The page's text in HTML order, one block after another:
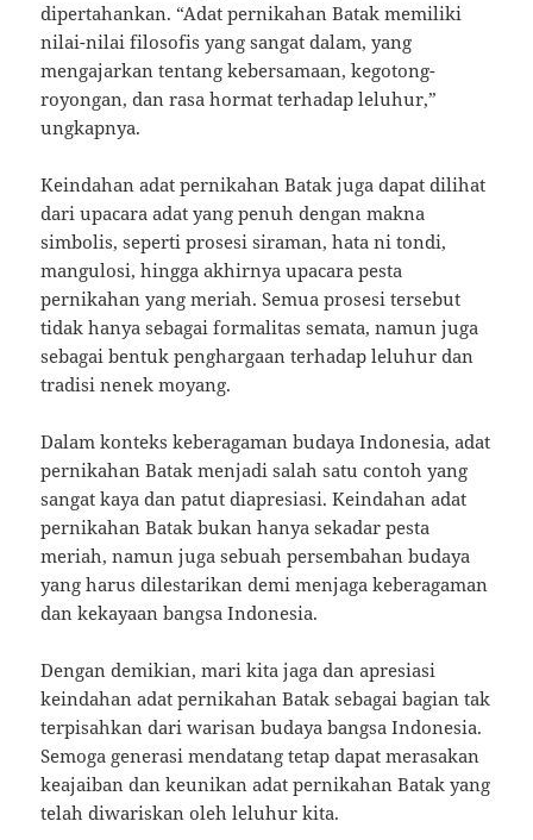
dipertahankan. “Adat pernikahan Batak memiliki
nilai-nilai filosofis yang sangat dalam, yang
mengajarkan tentang kebersamaan, kegotong-
royongan, dan rasa hormat terhadap leluhur,”
ungkapnya.
Keindahan adat pernikahan Batak juga dapat dilihat
dari upacara adat yang penuh dengan makna
simbolis, seperti prosesi siraman, hata ni tondi,
mangulosi, hingga akhirnya upacara pesta
pernikahan yang meriah. Semua prosesi tersebut
tidak hanya sebagai formalitas semata, namun juga
sebagai bentuk penghargaan terhadap leluhur dan
tradisi nenek moyang.
Dalam konteks keberagaman budaya Indonesia, adat
pernikahan Batak menjadi salah satu contoh yang
sangat kaya dan patut diapresiasi. Keindahan adat
pernikahan Batak bukan hanya sekadar pesta
meriah, namun juga sebuah persembahan budaya
yang harus dilestarikan demi menjaga keberagaman
dan kekayaan bangsa Indonesia.
Dengan demikian, mari kita jaga dan apresiasi
keindahan adat pernikahan Batak sebagai bagian tak
terpisahkan dari warisan budaya bangsa Indonesia.
Semoga generasi mendatang tetap dapat merasakan
keajaiban dan keunikan adat pernikahan Batak yang
telah diwariskan oleh leluhur kita.